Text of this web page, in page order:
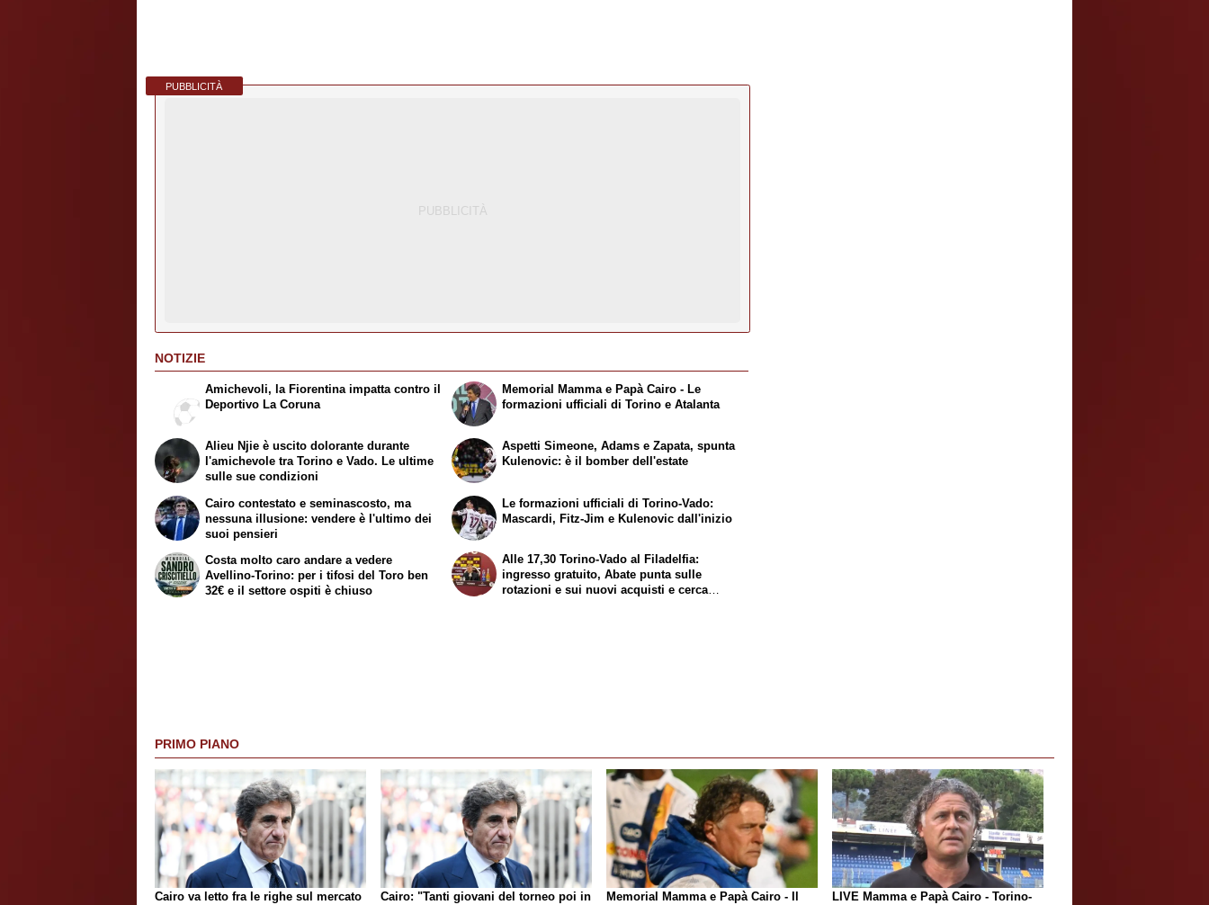
PUBBLICITÀ
NOTIZIE
Amichevoli, la Fiorentina impatta contro il
Deportivo La Coruna
Alieu Njie è uscito dolorante durante
l'amichevole tra Torino e Vado. Le ultime
sulle sue condizioni
Memorial Mamma e Papà Cairo - Le
formazioni ufficiali di Torino e Atalanta
Aspetti Simeone, Adams e Zapata, spunta
Kulenovic: è il bomber dell'estate
Cairo contestato e seminascosto, ma
nessuna illusione: vendere è l'ultimo dei
suoi pensieri
Costa molto caro andare a vedere
Avellino-Torino: per i tifosi del Toro ben
32€ e il settore ospiti è chiuso
Le formazioni ufficiali di Torino-Vado:
Mascardi, Fitz-Jim e Kulenovic dall'inizio
Alle 17,30 Torino-Vado al Filadelfia:
ingresso gratuito, Abate punta sulle
rotazioni e sui nuovi acquisti e cerca
PRIMO PIANO
Cairo va letto fra le righe sul mercato Cairo: "Tanti giovani del torneo poi in Memorial Mamma e Papà Cairo - Il LIVE Mamma e Papà Cairo - Torino-